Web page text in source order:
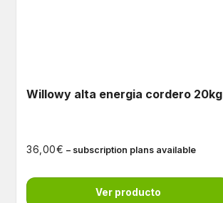
Willowy alta energia cordero 20kg
36,00€ – subscription plans available
Ver producto